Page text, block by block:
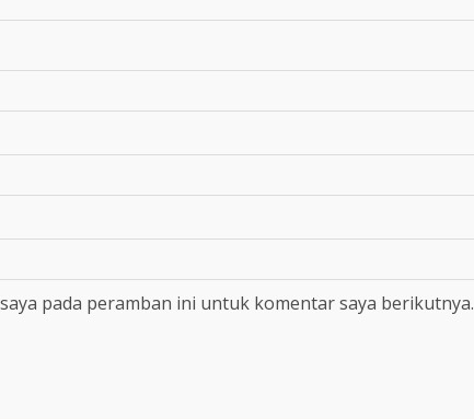
pada peramban ini untuk komentar saya berikutnya.